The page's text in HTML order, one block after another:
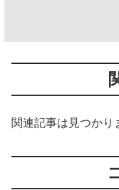
関連記事は見つかり